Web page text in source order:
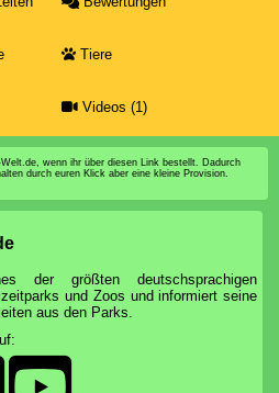
Tiere
Videos (1)
wenn ihr über diesen Link bestellt. Dadurch
durch euren Klick aber eine kleine Provision.
der größten deutschsprachigen
und Zoos und informiert seine
aus den Parks.